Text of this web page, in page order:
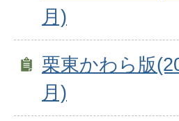
月)
栗東かわら版
月)